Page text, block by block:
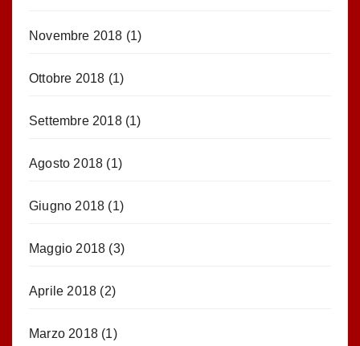
Novembre 2018 (1)
Ottobre 2018 (1)
Settembre 2018(1)
Agosto 2018 (1)
Giugno 2018 (1)
Maggio 2018 (3)
Aprile 2018 (2)
Marzo 2018 (1)